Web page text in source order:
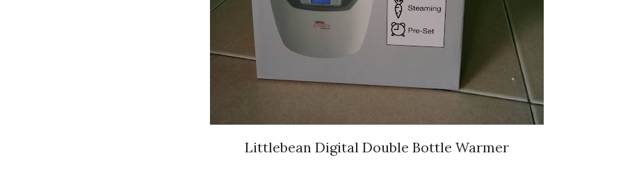
Littlebean Digital Double Bottle Warmer